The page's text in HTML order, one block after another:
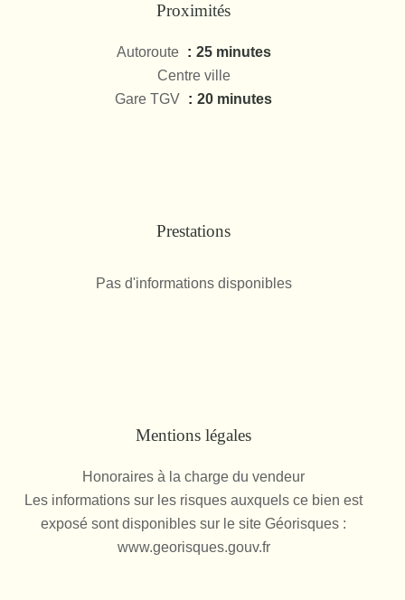
Proximités
Autoroute
25 minutes
Centre ville
Gare TGV
20 minutes
Prestations
Pas d'informations disponibles
Mentions légales
Honoraires à la charge du vendeur
Les informations sur les risques auxquels ce bien est
exposé sont disponibles sur le site Géorisques :
www.georisques.gouv.fr